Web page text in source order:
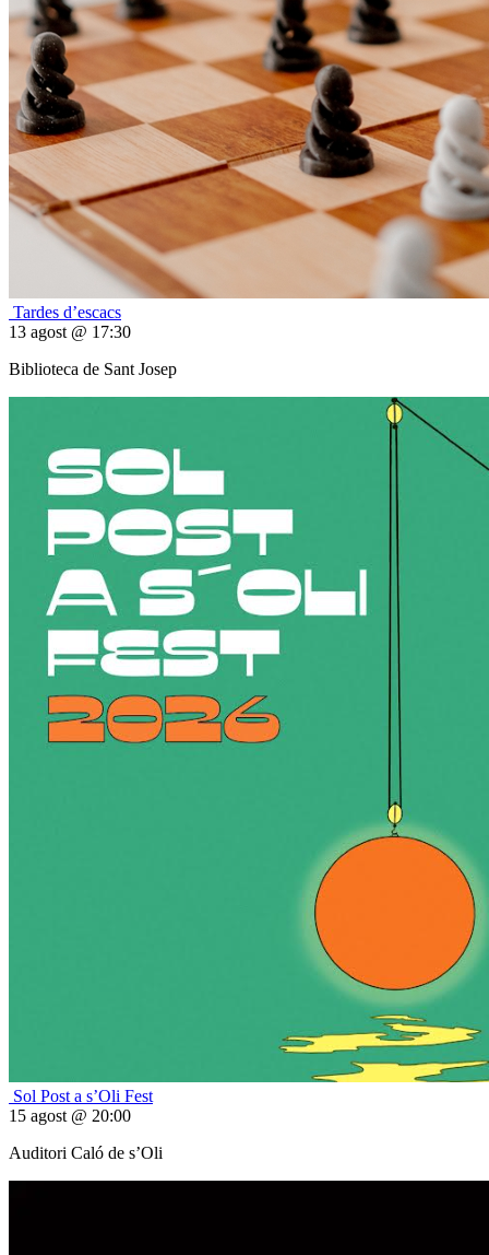
Tardes d’escacs
13 agost @ 17:30
Biblioteca de Sant Josep
Sol Post a s’Oli Fest
15 agost @ 20:00
Auditori Caló de s’Oli